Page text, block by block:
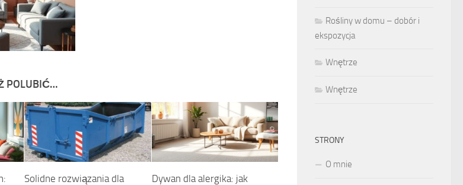
POLUBIĆ…
Solidne rozwiązania dla
Dywan dla alergika: jak
Rośliny w domu – dobór i
ekspozycja
Wnętrze
Wnętrze
STRONY
O mnie